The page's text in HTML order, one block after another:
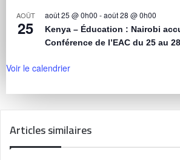
AOÛT
25
août 25 @ 0h00 -août 28 @ 0h00
Kenya – Éducation : Nairobi
Conférence de l’EAC du 25 au
Voir le calendrier
Articles similaires